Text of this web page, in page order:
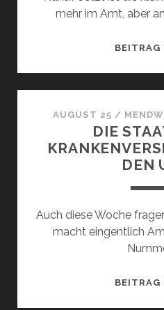
mehr im Amt, aber
BEITRAG
AUGUST 25 /
DIE
DEN
Auch diese Woche
macht eingentlich
BEITRAG